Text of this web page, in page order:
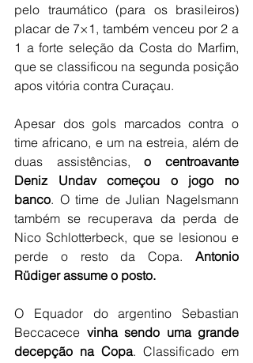
pelo traumático (para os brasileiros)
placar de 7×1, também venceu por 2 a
1 a forte seleção da Costa do Marfim,
que se classificou na segunda posição
apos vitória contra Curaçau.
Apesar dos gols marcados contra o
time africano, e um na estreia, além de
duas assistências, o centroavante
Deniz Undav começou o jogo no
banco. O time de Julian Nagelsmann
também se recuperava da perda de
Nico Schlotterbeck, que se lesionou e
perde o resto da Copa. Antonio
Rüdiger assume o posto.
O Equador do argentino Sebastian
Beccacece vinha sendo uma grande
decepção na Copa. Classificado em